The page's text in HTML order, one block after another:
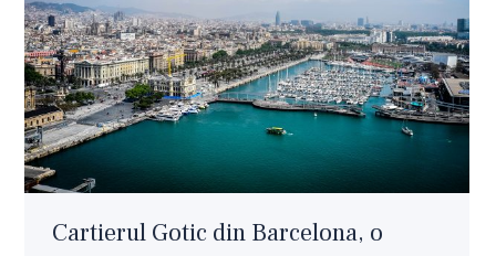
Cartierul Gotic din Barcelona, o